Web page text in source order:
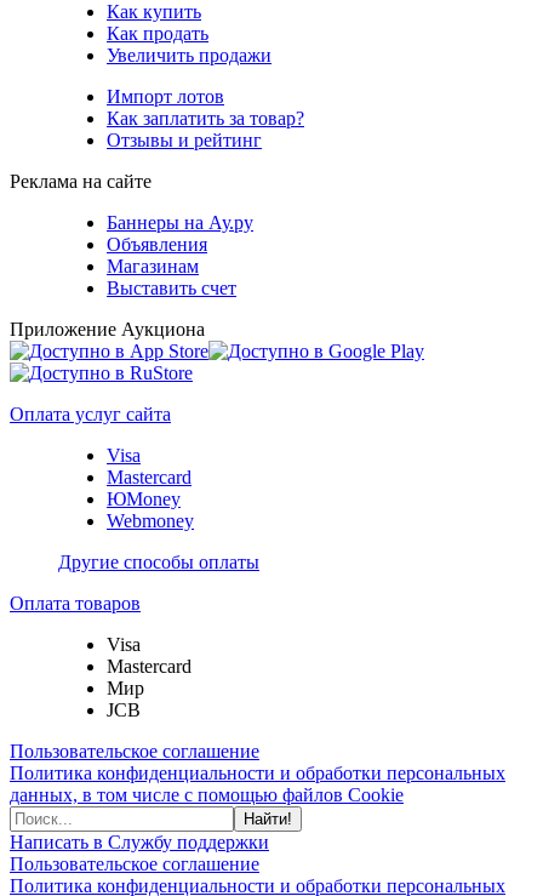
Как купить
Как продать
Увеличить продажи
Импорт лотов
Как заплатить за товар?
Отзывы и рейтинг
Реклама на сайте
Баннеры на Ау.ру
Объявления
Магазинам
Выставить счет
Приложение Аукциона
Оплата услуг сайта
Visa
Mastercard
ЮMoney
Webmoney
Другие способы оплаты
Оплата товаров
Visa
Mastercard
Мир
JCB
Пользовательское соглашение
Политика конфиденциальности и обработки персональных
данных, в том числе с помощью файлов Cookie
Найти!
Написать в Службу поддержки
Пользовательское соглашение
Политика конфиденциальности и обработки персональных